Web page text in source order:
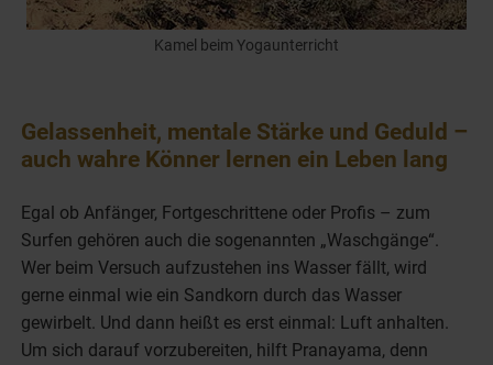
Kamel beim Yogaunterricht
Gelassenheit, mentale Stärke und Geduld –
auch wahre Könner lernen ein Leben lang
Egal ob Anfänger, Fortgeschrittene oder Profis – zum
Surfen gehören auch die sogenannten „Waschgänge“.
Wer beim Versuch aufzustehen ins Wasser fällt, wird
gerne einmal wie ein Sandkorn durch das Wasser
gewirbelt. Und dann heißt es erst einmal: Luft anhalten.
Um sich darauf vorzubereiten, hilft Pranayama, denn